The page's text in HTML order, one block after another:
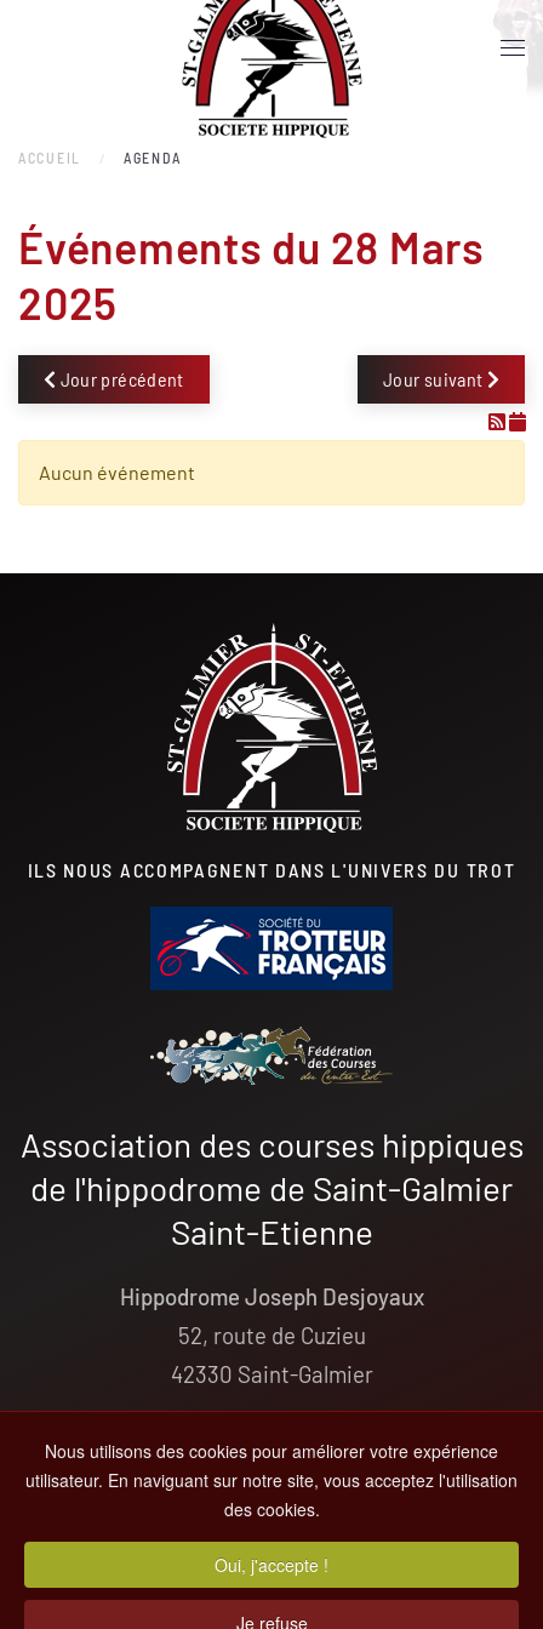
Nous utilisons des cookies pour améliorer votre expérience
utilisateur. En naviguant sur notre site, vous acceptez l'utilisation
des cookies.
Oui, j'accepte !
Je refuse
Accéder au contenu principal
ACCUEIL AGENDA
Événements du 28 Mars
2025
Jour précédent Jour suivant
Aucun événement
ILS NOUS ACCOMPAGNENT DANS L'UNIVERS DU TROT
Association des courses hippiques
de l'hippodrome de Saint-Galmier
Saint-Etienne
Hippodrome Joseph Desjoyaux
52, route de Cuzieu
42330 Saint-Galmier
+33(0)4 77 54 04 68
contact@hippodrome-saint-galmier.fr
Hippodrome de St-Galmier
Tous droits réservés -Informations Légales- ParMC&C